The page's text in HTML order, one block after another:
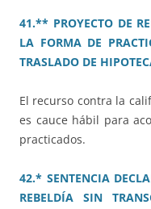
41.** PROYECTO DE
LA FORMA DE
TRASLADO DE
El recurso contra la
es cauce hábil para
practicados.
42.* SENTENCIA
REBELDÍA SIN